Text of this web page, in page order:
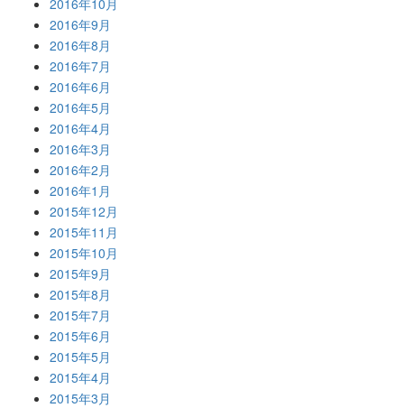
2016年9月
2016年8月
2016年7月
2016年6月
2016年5月
2016年4月
2016年3月
2016年2月
2016年1月
2015年12月
2015年11月
2015年10月
2015年9月
2015年8月
2015年7月
2015年6月
2015年5月
2015年4月
2015年3月